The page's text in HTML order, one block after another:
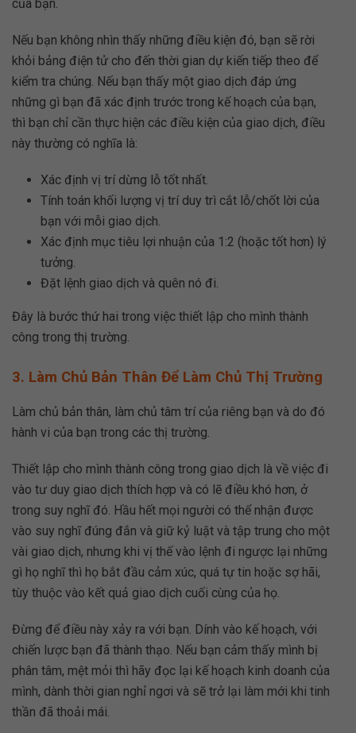
của bạn.
Nếu bạn không nhìn thấy những điều kiện đó, bạn sẽ rời
khỏi bảng điện tử cho đến thời gian dự kiến tiếp theo để
kiểm tra chúng. Nếu bạn thấy một giao dịch đáp ứng
những gì bạn đã xác định trước trong kế hoạch của bạn,
thì bạn chỉ cần thực hiện các điều kiện của giao dịch, điều
này thường có nghĩa là:
Xác định vị trí dừng lỗ tốt nhất.
Tính toán khối lượng vị trí duy trì cắt lỗ/chốt lời của
bạn với mỗi giao dịch.
Xác định mục tiêu lợi nhuận của 1:2 (hoặc tốt hơn) lý
tưởng.
Đặt lệnh giao dịch và quên nó đi.
Đây là bước thứ hai trong việc thiết lập cho mình thành
công trong thị trường.
3. Làm Chủ Bản Thân Để Làm Chủ Thị Trường
Làm chủ bản thân, làm chủ tâm trí của riêng bạn và do đó
hành vi của bạn trong các thị trường.
Thiết lập cho mình thành công trong giao dịch là về việc đi
vào tư duy giao dịch thích hợp và có lẽ điều khó hơn, ở
trong suy nghĩ đó. Hầu hết mọi người có thể nhận được
vào suy nghĩ đúng đắn và giữ kỷ luật và tập trung cho một
vài giao dịch, nhưng khi vị thế vào lệnh đi ngược lại những
gì họ nghĩ thì họ bắt đầu cảm xúc, quá tự tin hoặc sợ hãi,
tùy thuộc vào kết quả giao dịch cuối cùng của họ.
Đừng để điều này xảy ra với bạn. Dính vào kế hoạch, với
chiến lược bạn đã thành thạo. Nếu bạn cảm thấy mình bị
phân tâm, mệt mỏi thì hãy đọc lại kế hoạch kinh doanh của
mình, dành thời gian nghỉ ngơi và sẽ trở lại làm mới khi tinh
thần đã thoải mái.